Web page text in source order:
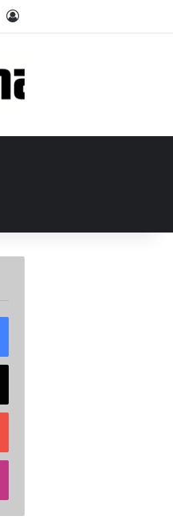
WhatsApp
Accedi